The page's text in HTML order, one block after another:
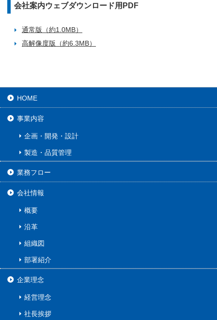
会社案内ウェブダウンロード用PDF
通常版（約1.0MB）
高解像度版（約6.3MB）
HOME
事業内容
企画・開発・設計
製造・品質管理
業務フロー
会社情報
概要
沿革
組織図
部署紹介
企業理念
経営理念
社長挨拶